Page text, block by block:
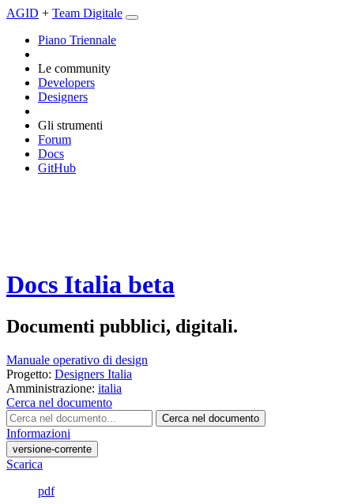
AGID + Team Digitale
Piano Triennale
Le community
Developers
Designers
Gli strumenti
Forum
Docs
GitHub
Docs Italia beta
Documenti pubblici, digitali.
Manuale operativo di design
Progetto: Designers Italia
Amministrazione: italia
Cerca nel documento
Cerca nel documento
Informazioni
versione-corrente
Scarica
pdf